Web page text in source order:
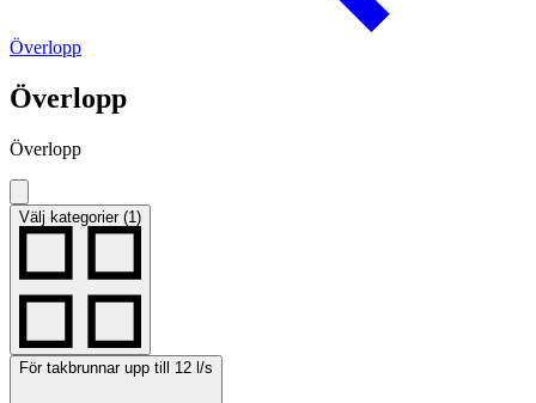
Överlopp
Överlopp
Överlopp
Välj kategorier (1)
För takbrunnar upp till 12 l/s